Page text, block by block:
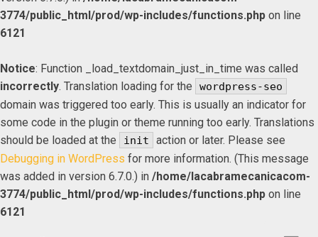
3774/public_html/prod/wp-includes/functions.php on line
6121
Notice: Function _load_textdomain_just_in_time was called
incorrectly. Translation loading for the wordpress-seo
domain was triggered too early. This is usually an indicator for
some code in the plugin or theme running too early. Translations
should be loaded at the
init
action or later. Please see
Debugging in WordPress for more information. (This message
was added in version 6.7.0.) in /home/lacabramecanicacom-
3774/public_html/prod/wp-includes/functions.php on line
6121